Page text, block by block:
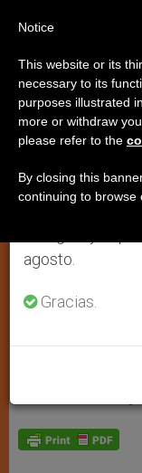
La visita
profundiza
cristiana
Habla Mario
W
s
p
p
M
e
g
e
F
b
o
k
Aviso
Del 27 de
anual,
se generan
agosto.
Gracias.
Notice
This website or its
necessary to its
purposes illustrated
more or withdraw
please refer to the
By closing this
continuing to browse